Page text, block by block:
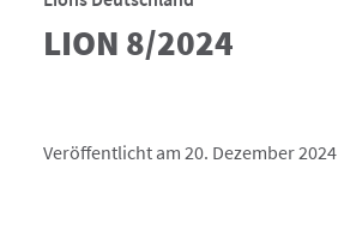
LION 8/2024
Veröffentlicht am 20. Dezember 2024